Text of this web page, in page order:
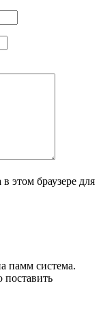
этом браузере для
памм система.